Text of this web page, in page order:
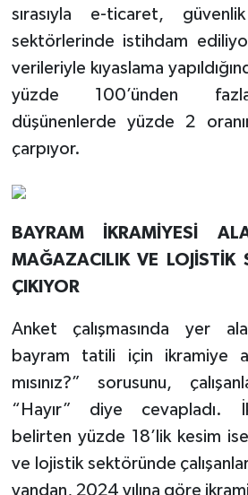
sırasıyla e-ticaret,
sektörlerinde istihdam
verileriyle kıyaslama
yüzde 100’ünden
düşünenlerde yüzde 2
çarpıyor.
BAYRAM İKRAMİYESİ
MAĞAZACILIK VE LOJİSTİK
ÇIKIYOR
Anket çalışmasında yer
bayram tatili için ikramiye
mısınız?” sorusunu,
“Hayır” diye cevapladı.
belirten yüzde 18’lik kesim ise
ve lojistik sektöründe
yandan, 2024 yılına göre